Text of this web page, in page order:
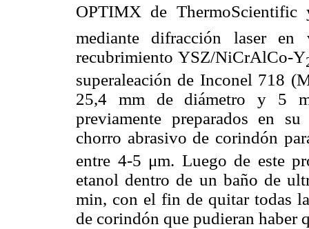
OPTIMX de
mediante difracción laser
recubrimiento YSZ/NiCrAlCo-Y
superaleación de Inconel 718
25,4 mm de diámetro y 5
previamente preparados en
chorro abrasivo de corindón
entre 4-5 μm. Luego de este
etanol dentro de un baño de
min, con el fin de quitar todas
de corindón que pudieran haber